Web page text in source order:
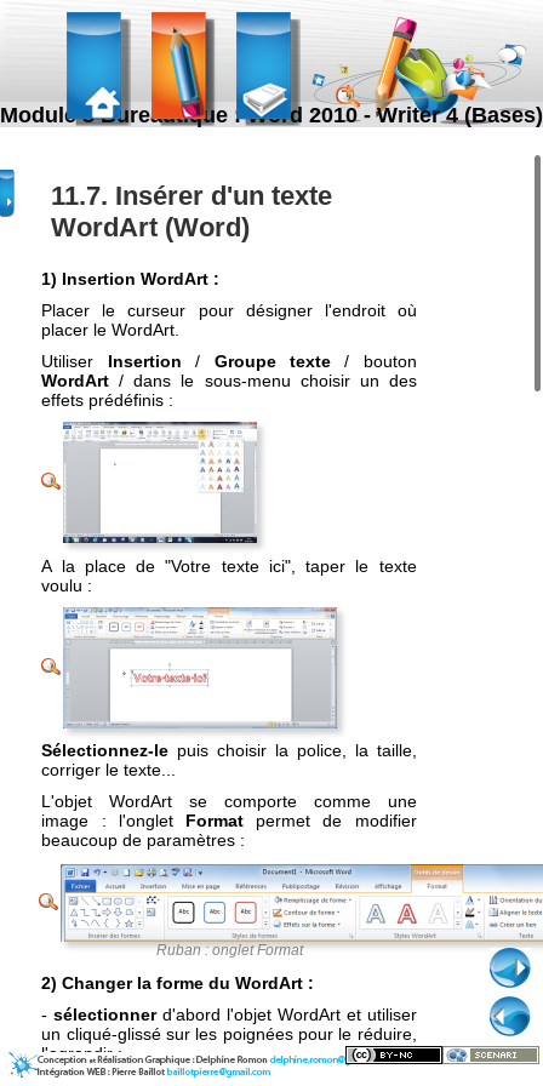
Module 3 Bureautique : Word 2010 - Writer 4 (Bases)
11.7. Insérer d'un texte
WordArt (Word)
1) Insertion WordArt :
Placer le curseur pour désigner l'endroit où
placer le WordArt.
Utiliser Insertion / Groupe texte/ bouton
WordArt / dans le sous-menu choisir un des
effets prédéfinis :
A la place de "Votre texte ici", taper le texte
voulu :
Sélectionnez-le puis choisir la police, la taille,
corriger le texte...
L'objet WordArt se comporte comme une
image : l'onglet Format permet de modifier
beaucoup de paramètres :
Ruban : onglet Format
2) Changer la forme du WordArt :
-sélectionnerd'abord l'objet WordArt et utiliser
un cliqué-glissé sur les poignées pour le réduire,
l'agrandir :